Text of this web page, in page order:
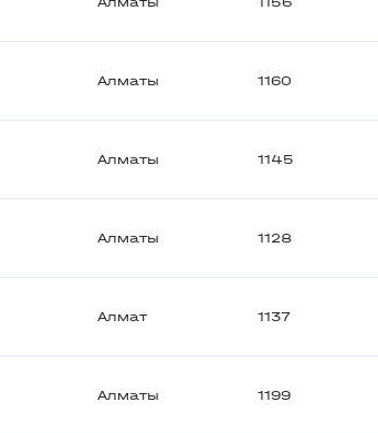
Алматы 1160
Алматы 1145
Алматы 1128
Алмат 1137
Алматы 1199